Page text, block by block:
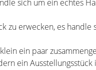
sich um ein echtes
zu erwecken, es handle
ein paar
ein Ausstellungsstück